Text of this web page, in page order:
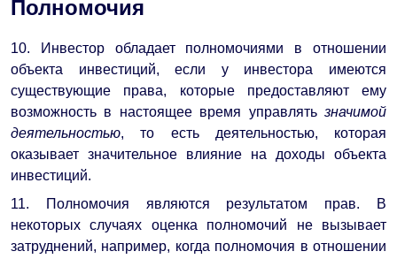
Полномочия
10. Инвестор обладает полномочиями в отношении
объекта инвестиций, если у инвестора имеются
существующие права, которые предоставляют ему
возможность в настоящее время управлять значимой
деятельностью, то есть деятельностью, которая
оказывает значительное влияние на доходы объекта
инвестиций.
11. Полномочия являются результатом прав. В
некоторых случаях оценка полномочий не вызывает
затруднений, например, когда полномочия в отношении